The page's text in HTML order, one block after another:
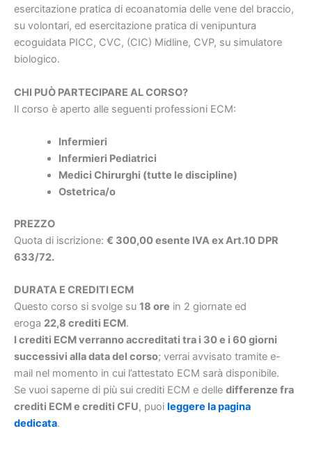
esercitazione pratica di ecoanatomia delle vene del braccio,
su volontari, ed esercitazione pratica di venipuntura
ecoguidata PICC, CVC, (CIC) Midline, CVP, su simulatore
biologico.
CHI PUÒ PARTECIPARE AL CORSO?
Il corso è aperto alle seguenti professioni ECM:
Infermieri
Infermieri Pediatrici
Medici Chirurghi (tutte le discipline)
Ostetrica/o
PREZZO
Quota di iscrizione: € 300,00 esente IVA ex Art.10 DPR
633/72.
DURATA E CREDITI ECM
Questo corso si svolge su 18 ore in 2 giornate ed
eroga 22,8 crediti ECM.
I crediti ECM verranno accreditati tra i 30 e i 60 giorni
successivi alla data del corso; verrai avvisato tramite e-
mail nel momento in cui l’attestato ECM sarà disponibile.
Se vuoi saperne di più sui crediti ECM e delle differenze fra
crediti ECM e crediti CFU, puoi leggere la pagina
dedicata.